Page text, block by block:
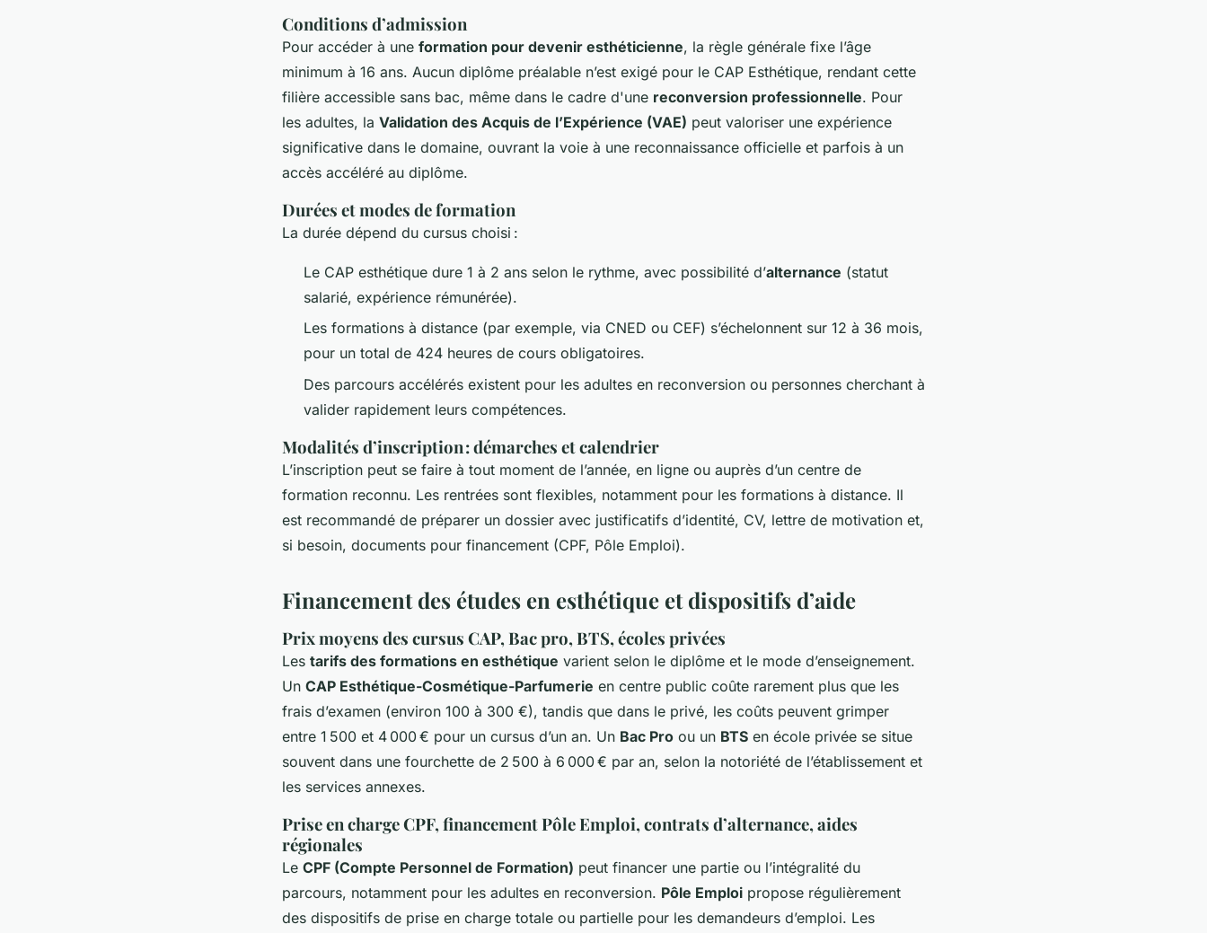
Conditions d’admission
Pour accéder à une formation pour devenir esthéticienne, la règle générale fixe l’âge
minimum à 16 ans. Aucun diplôme préalable n’est exigé pour le CAP Esthétique, rendant cette
filière accessible sans bac, même dans le cadre d'une reconversion professionnelle. Pour
les adultes, la Validation des Acquis de l’Expérience (VAE) peut valoriser une expérience
significative dans le domaine, ouvrant la voie à une reconnaissance officielle et parfois à un
accès accéléré au diplôme.
Durées et modes de formation
La durée dépend du cursus choisi :
Le CAP esthétique dure 1 à 2 ans selon le rythme, avec possibilité d’alternance (statut
salarié, expérience rémunérée).
Les formations à distance (par exemple, via CNED ou CEF) s’échelonnent sur 12 à 36 mois,
pour un total de 424 heures de cours obligatoires.
Des parcours accélérés existent pour les adultes en reconversion ou personnes cherchant à
valider rapidement leurs compétences.
Modalités d’inscription : démarches et calendrier
L’inscription peut se faire à tout moment de l’année, en ligne ou auprès d’un centre de
formation reconnu. Les rentrées sont flexibles, notamment pour les formations à distance. Il
est recommandé de préparer un dossier avec justificatifs d’identité, CV, lettre de motivation et,
si besoin, documents pour financement (CPF, Pôle Emploi).
Financement des études en esthétique et dispositifs d’aide
Prix moyens des cursus CAP, Bac pro, BTS, écoles privées
Les tarifs des formations en esthétique varient selon le diplôme et le mode d’enseignement.
Un CAP Esthétique-Cosmétique-Parfumerie en centre public coûte rarement plus que les
frais d’examen (environ 100 à 300 €), tandis que dans le privé, les coûts peuvent grimper
entre 1 500 et 4 000 € pour un cursus d’un an. Un Bac Pro ou un BTS en école privée se situe
souvent dans une fourchette de 2 500 à 6 000 € par an, selon la notoriété de l’établissement et
les services annexes.
Prise en charge CPF, financement Pôle Emploi, contrats d’alternance, aides
régionales
Le CPF (Compte Personnel de Formation) peut financer une partie ou l’intégralité du
parcours, notamment pour les adultes en reconversion. Pôle Emploi propose régulièrement
des dispositifs de prise en charge totale ou partielle pour les demandeurs d’emploi. Les